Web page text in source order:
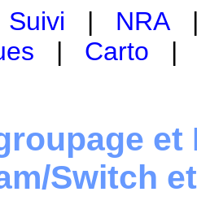
Suivi | NRA
| Carto
et
Switch